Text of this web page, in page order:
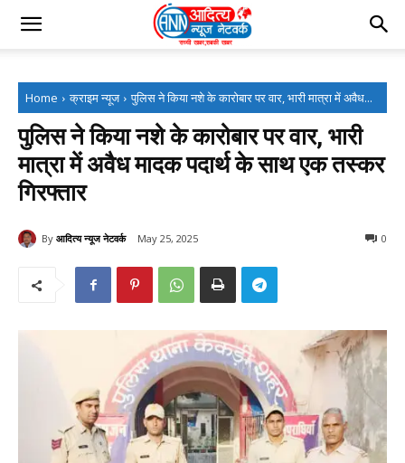
Home क्राइम न्यूज पुलिस ने किया नशे के कारोबार पर वार, भारी मात्रा में अवैध...
पुलिस ने किया नशे के कारोबार पर वार, भारी
मात्रा में अवैध मादक पदार्थ के साथ एक तस्कर
गिरफ्तार
By आदित्य न्यूज नेटवर्क May 25, 2025 0